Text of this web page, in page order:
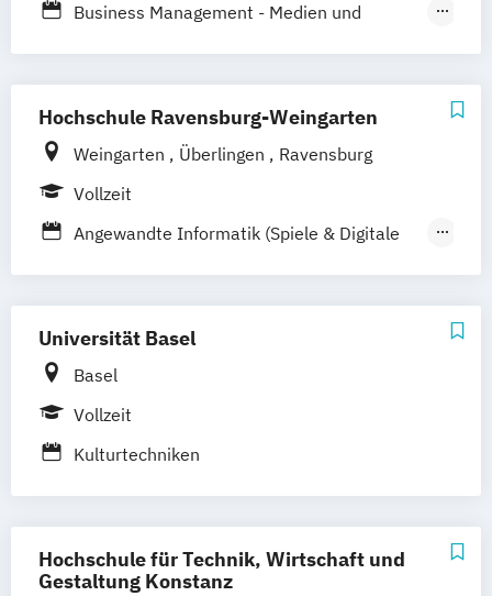
Ravensburg Villingen-Schwenningen
Horb am Neckar
Business Management - Medien und
Hochschule Ravensburg-Weingarten
Weingarten Überlingen
Ravensburg
Vollzeit
Angewandte Informatik (Spiele & Digitale
Universität Basel
Basel
Vollzeit
Kulturtechniken
Hochschule für Technik, Wirtschaft und
Gestaltung Konstanz